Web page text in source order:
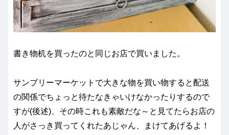
書き物机を買ったのと同じお店で買いました。
サンブリーマーケットで大きな物を買い物すると配送
の関係でちょっと待たなきゃいけなかったりするので
すが(後述)、その時これも素敵だな～と見てたらお店の
人がさっき買ってくれたあじゃん、まけてあげるよ！